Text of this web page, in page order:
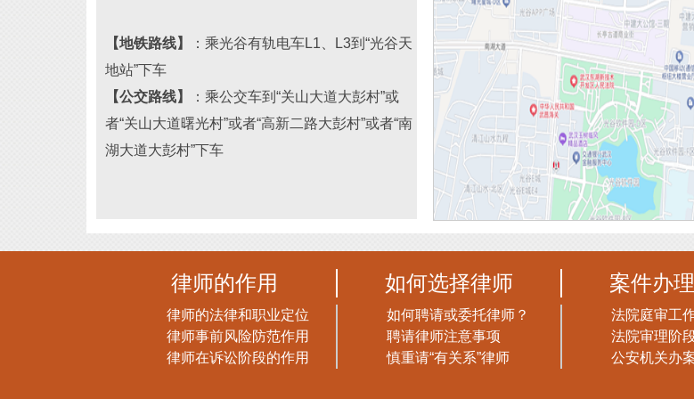
【地铁路线】
：乘光谷有轨电车L1、L3到“光谷天
地站”下车
【公交路线】
：乘公交车到“关山大道大彭村”或
者“关山大道曙光村”或者“高新二路大彭村”或者“南
湖大道大彭村”下车
律师的作用 如何选择律师 案件办
律师的法律和职业定位
律师事前风险防范作用
律师在诉讼阶段的作用
如何聘请或委托律师？
聘请律师注意事项
慎重请“有关系”律师
法院庭审工
法院审理阶
公安机关办